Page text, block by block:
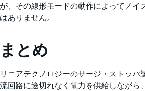
が、その線形モードの動作によってノイ
はありません。
まとめ
リニアテクノロジーのサージ・ストッパ
流回路に途切れなく電力を供給しながら